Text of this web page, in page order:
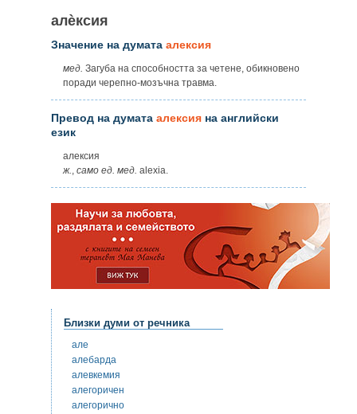
алѐксия
Значение на думата алексия
мед. Загуба на способността за четене, обикновено
поради черепно-мозъчна травма.
Превод на думата алексия на английски
език
алексия
ж. само ед. мед. alexia.
Близки думи от речника
але
алебарда
алевкемия
алегоричен
алегорично